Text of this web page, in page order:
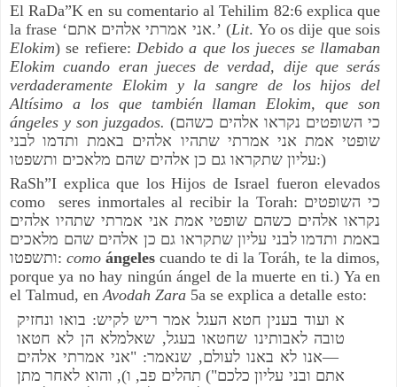
El RaDa”K en su comentario al Tehilim 82:6 explica que
la frase ‘אני אמרתי אלהים אתם.’ (Lit. Yo os dije que sois
Elokim) se refiere: Debido a que los jueces se llamaban
Elokim cuando eran jueces de verdad, dije que serás
verdaderamente Elokim y la sangre de los hijos del
Altísimo a los que también llaman Elokim, que son
ángeles y son juzgados. (כי השופטים נקראו אלהים כשהם
שופטי אמת אני אמרתי שתהיו אלהים באמת ותדמו לבני
עליון שתקראו גם כן אלהים שהם מלאכים ותשפטו:)
RaSh”I explica que los Hijos de Israel fueron elevados
como
seres inmortales al recibir la Torah: כי השופטים
נקראו אלהים כשהם שופטי אמת אני אמרתי שתהיו אלהים
באמת ותדמו לבני עליון שתקראו גם כן אלהים שהם מלאכים
ותשפטו: como ángeles cuando te di la Toráh, te la dimos,
porque ya no hay ningún ángel de la muerte en ti.) Ya en
el Talmud, enAvodah Zara 5a se explica a detalle esto:
א ועוד בענין חטא העגל אמר ריש לקיש: בואו ונחזיק
טובה לאבותינו שחטאו בעגל, שאלמלא הן לא חטאו
—אנו לא באנו לעולם, שנאמר: "אני אמרתי אלהים
אתם ובני עליון כלכם"
( תהלים פב, ו), והוא לאחר מתן